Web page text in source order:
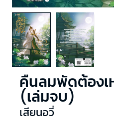
คืนลมพัดต้องเ
(เล่มจบ)
เสียนอวี่